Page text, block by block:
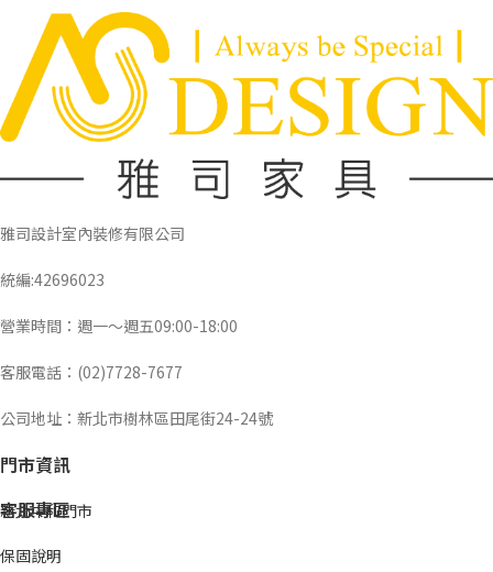
雅司設計室內裝修有限公司
統編:42696023
營業時間：週一～週五09:00-18:00
客服電話：(02)7728-7677
公司地址：新北市樹林區田尾街24-24號
門市資訊
新北中和門市
客服專區
保固說明